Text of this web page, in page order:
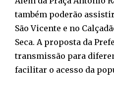
também poderão
São Vicente e no
Seca. A proposta da
transmissão para
facilitar o acesso da